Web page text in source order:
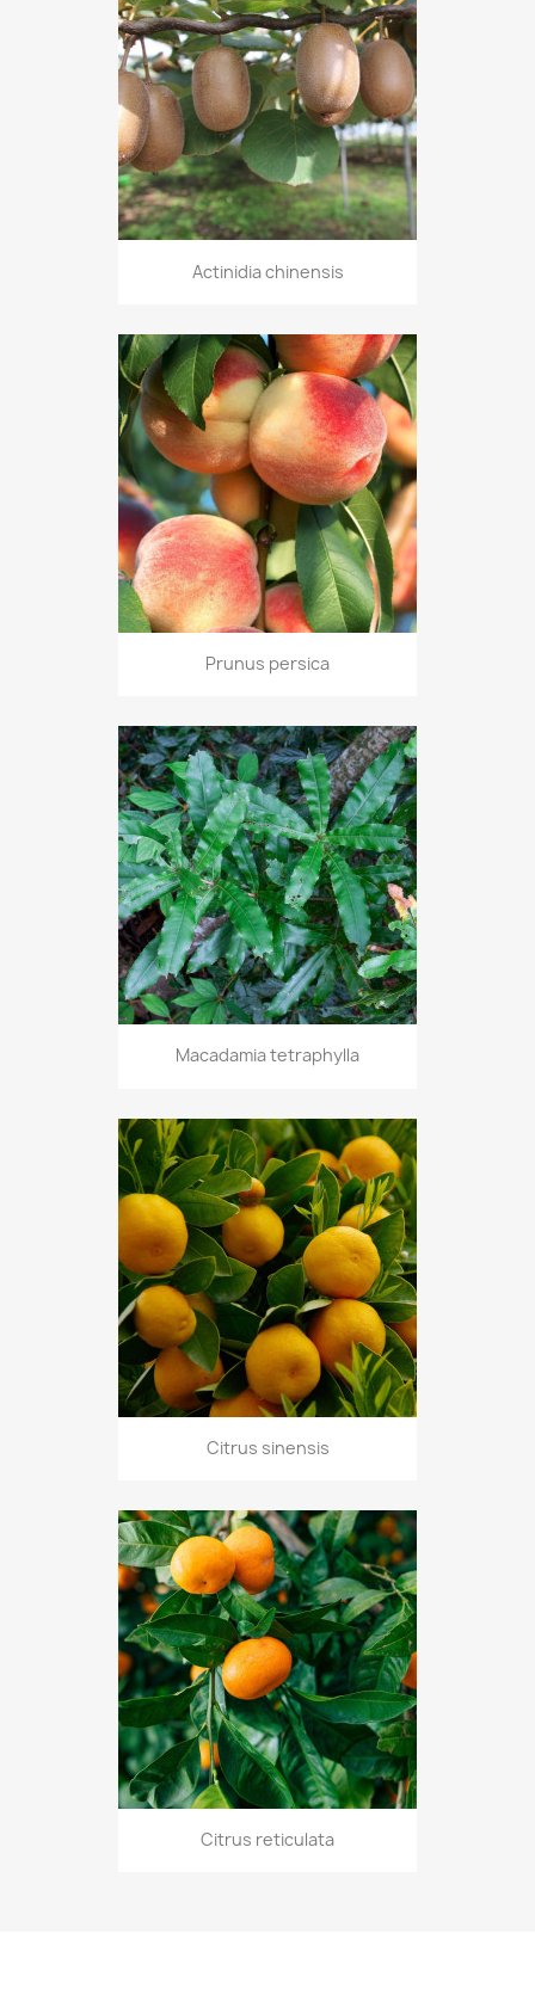
Actinidia chinensis
Prunus persica
Macadamia tetraphylla
Citrus sinensis
Citrus reticulata